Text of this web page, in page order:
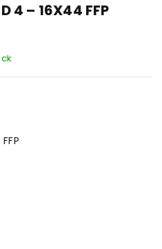
4 – 16X44 FFP